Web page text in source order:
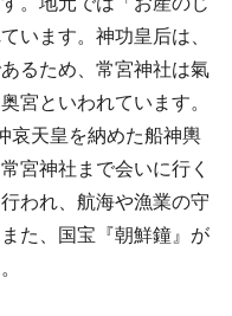
います。神功皇后は、
るため、常宮神社は氣
宮といわれています。
哀天皇を納めた船神輿
宮神社まで会いに行く
われ、航海や漁業の守
た、国宝『朝鮮鐘』が